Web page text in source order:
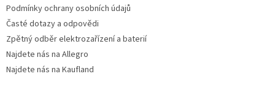
Podmínky ochrany osobních údajů
Časté dotazy a odpovědi
Zpětný odběr elektrozařízení a baterií
Najdete nás na Allegro
Najdete nás na Kaufland